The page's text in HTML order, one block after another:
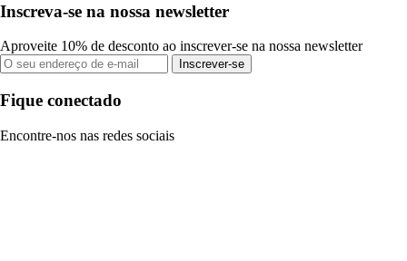
Inscreva-se na nossa newsletter
Aproveite 10% de desconto ao inscrever-se na nossa newsletter
Inscrever-se
Fique conectado
Encontre-nos nas redes sociais